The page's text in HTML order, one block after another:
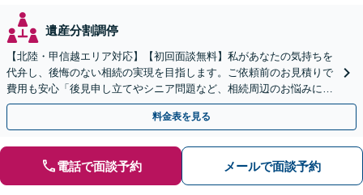
遺産分割調停
【北陸・甲信越エリア対応】【初回面談無料】私があなたの気持ちを
代弁し、後悔のない相続の実現を目指します。ご依頼前のお見積りで
費用も安心「後見申し立てやシニア問題など、相続周辺のお悩みにも
対処可能」【WEB面談対応】
料金表を見る
電話で面談予約 メールで面談予約